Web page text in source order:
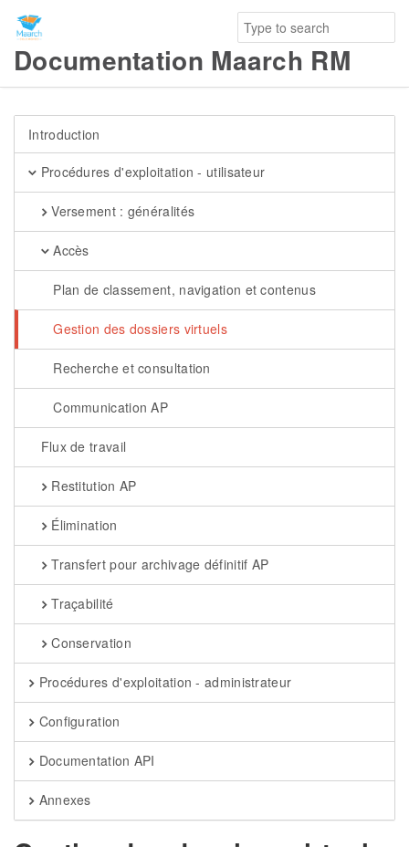
Documentation Maarch RM
Introduction
Procédures d'exploitation - utilisateur
Versement : généralités
Accès
Plan de classement, navigation et contenus
Gestion des dossiers virtuels
Recherche et consultation
Communication AP
Flux de travail
Restitution AP
Élimination
Transfert pour archivage définitif AP
Traçabilité
Conservation
Procédures d'exploitation - administrateur
Configuration
Documentation API
Annexes